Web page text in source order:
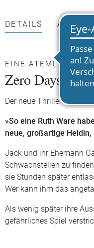
DETAILS
EINE ATEMLOSE
Zero Days
Der neue Thriller der
»So eine Ruth Ware
neue, großartige
Jack und ihr Ehemann
Schwachstellen zu
sie Stunden später
Wer kann ihm das
Als wenig später ihre
gefährliches Spiel